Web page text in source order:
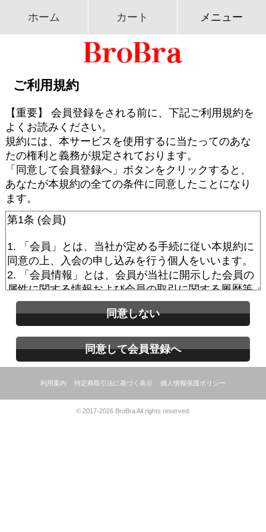
ホーム カート メニュー
ご利用規約
【重要】 会員登録をされる前に、下記ご利用規約を
よくお読みください。
規約には、本サービスを使用するに当たってのあな
たの権利と義務が規定されております。
「同意して会員登録へ」ボタンをクリックすると、
あなたが本規約の全ての条件に同意したことになり
ます。
同意しない
同意して会員登録へ
利用案内 特定商取引法に基づく表示 個人情報保護ポリシー
© 2017-2026 BroBra All rights reserved.